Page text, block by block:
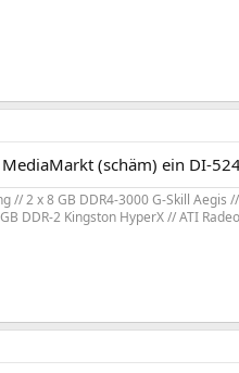
(schäm) ein DI-
// 2 x 8 GB DDR4-3000 G-Skill Aegis
DDR-2 Kingston HyperX // ATI